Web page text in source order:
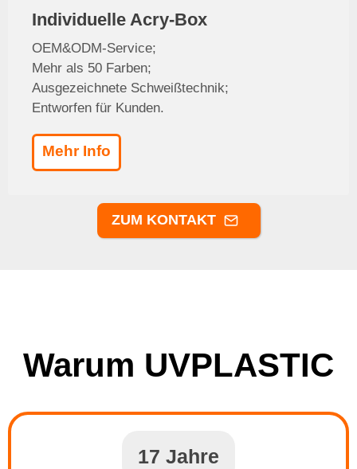
Individuelle Acry-Box
OEM&ODM-Service;
Mehr als 50 Farben;
Ausgezeichnete Schweißtechnik;
Entworfen für Kunden.
Mehr Info
ZUM KONTAKT
Warum UVPLASTIC
17 Jahre